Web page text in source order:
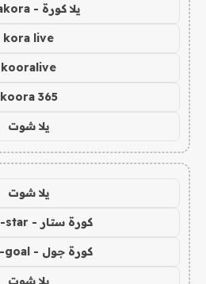
يلا كورة - yallakora
kora live
kooralive
koora 365
يلا شوت
يلا شوت
كورة ستار - koora-star
كورة جول - koora-goal
يلا شوت